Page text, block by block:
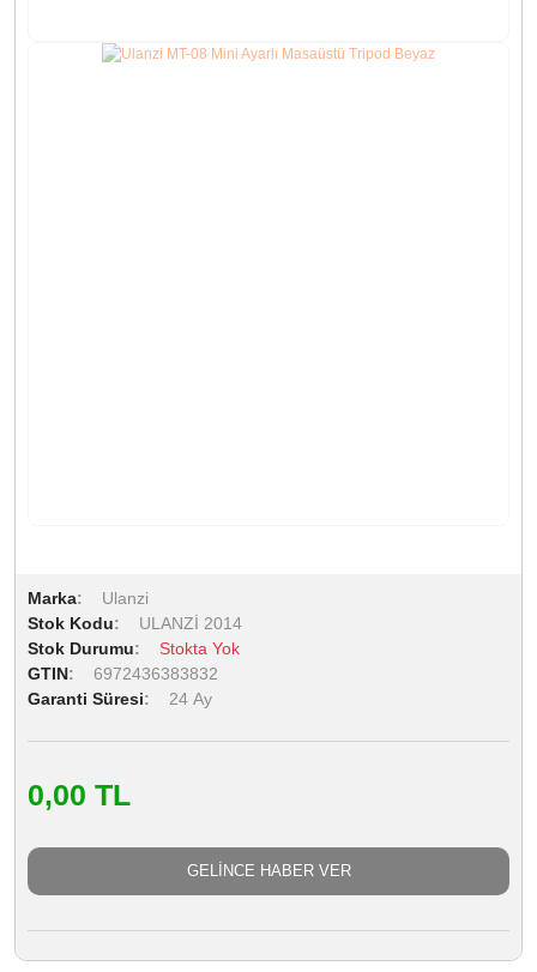
Marka
Ulanzi
Stok Kodu
ULANZİ 2014
Stok Durumu
Stokta Yok
GTIN
6972436383832
Garanti Süresi
24 Ay
0,00 TL
GELİNCE HABER VER